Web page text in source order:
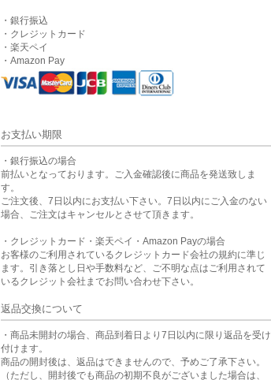
・銀行振込
・クレジットカード
・楽天ペイ
・Amazon Pay
お支払い期限
・銀行振込の場合
前払いとなっております。ご入金確認後に商品を発送致しま
す。
ご注文後、7日以内にお支払い下さい。7日以内にご入金のない
場合、ご注文はキャンセルとさせて頂きます。
・クレジットカード・楽天ペイ・Amazon Payの場合
お客様のご利用されているクレジットカード会社の規約に準じ
ます。引き落とし日や手数料など、ご不明な点はご利用されて
いるクレジット会社までお問い合わせ下さい。
返品交換について
・商品未開封の場合、商品到着日より7日以内に限り返品を受け
付けます。
商品の開封後は、返品はできませんので、予めご了承下さい。
（ただし、開封後でも商品の初期不良がございました場合は、